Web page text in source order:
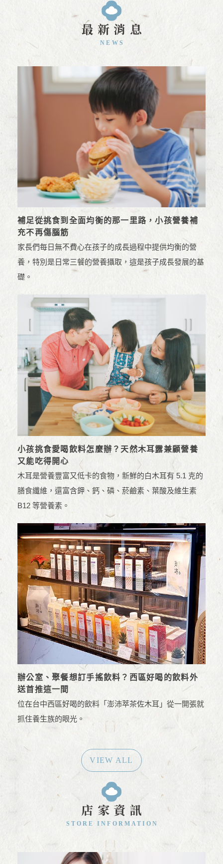
最新消息
NEWS
補足從挑食到全面均衡的那一里路，小孩營養補
充不再傷腦筋
家長們每日無不費心在孩子的成長過程中提供均衡的營
養，特別是日常三餐的營養攝取，這是孩子成長發展的基
礎。
小孩挑食愛喝飲料怎麼辦？天然木耳露兼顧營養
又能吃得開心
木耳是營養豐富又低卡的食物，新鮮的白木耳有 5.1 克的
膳食纖維，還富含鉀、鈣、磷、菸鹼素、葉酸及維生素
B12 等營養素。
辦公室、聚餐想訂手搖飲料？西區好喝的飲料外
送首推這一間
位在台中西區好喝的飲料「澎沛萃茶佐木耳」從一開張就
抓住養生族的眼光。
VIEW ALL
店家資訊
STORE INFORMATION